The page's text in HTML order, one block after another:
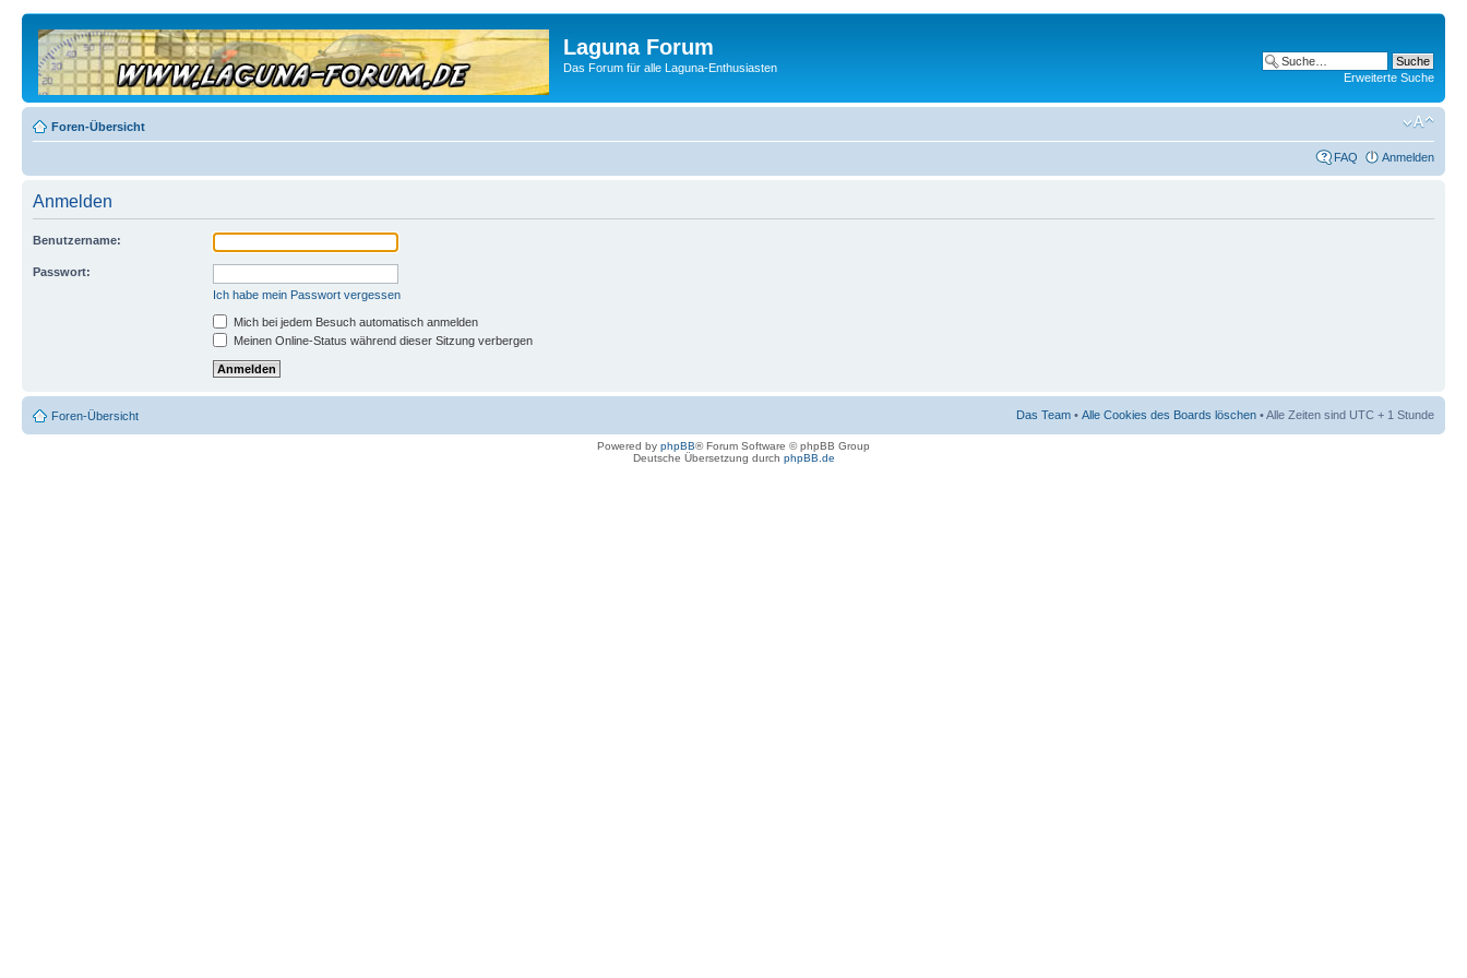
Laguna Forum
Das Forum für alle Laguna-Enthusiasten
Erweiterte Suche
Foren-Übersicht
FAQ Anmelden
Anmelden
Benutzername:
Passwort:
Ich habe mein Passwort vergessen
Mich bei jedem Besuch automatisch anmelden
Meinen Online-Status während dieser Sitzung verbergen
Foren-Übersicht Das Team • Alle Cookies des Boards löschen • Alle Zeiten sind UTC + 1 Stunde
Powered by phpBB® Forum Software © phpBB Group
Deutsche Übersetzung durch phpBB.de